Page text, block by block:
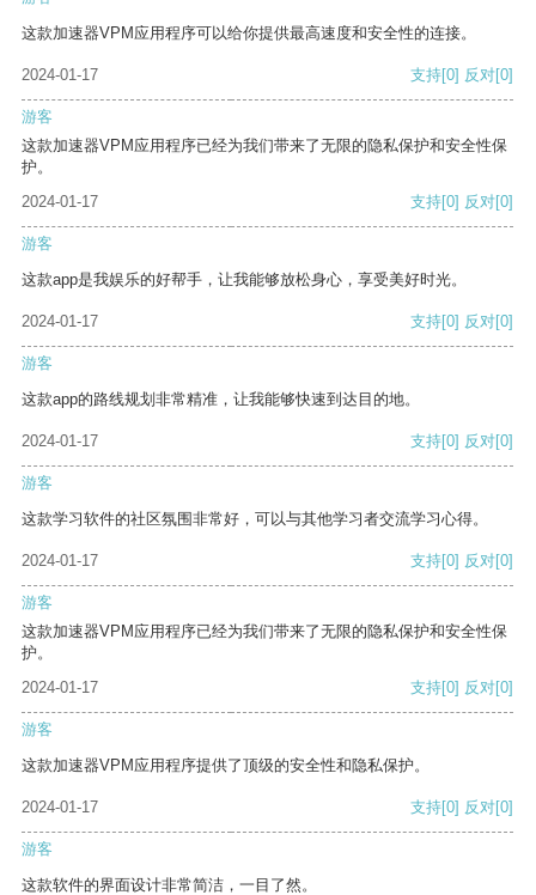
这款加速器VPM应用程序可以给你提供最高速度和安全性的连接。
2024-01-17 支持[0] 反对[0]
游客
这款加速器VPM应用程序已经为我们带来了无限的隐私保护和安全性保
护。
2024-01-17
支持[0] 反对[0]
游客
这款app是我娱乐的好帮手，让我能够放松身心，享受美好时光。
2024-01-17 支持[0] 反对[0]
游客
这款app的路线规划非常精准，让我能够快速到达目的地。
2024-01-17 支持[0] 反对[0]
游客
这款学习软件的社区氛围非常好，可以与其他学习者交流学习心得。
2024-01-17 支持[0] 反对[0]
游客
这款加速器VPM应用程序已经为我们带来了无限的隐私保护和安全性保
护。
2024-01-17
支持[0] 反对[0]
游客
这款加速器VPM应用程序提供了顶级的安全性和隐私保护。
2024-01-17 支持[0] 反对[0]
游客
这款软件的界面设计非常简洁，一目了然。